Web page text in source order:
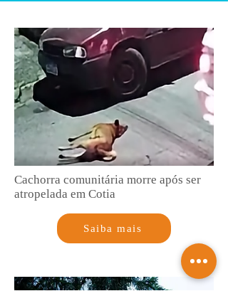
Cachorra comunitária morre após ser
atropelada em Cotia
Saiba mais